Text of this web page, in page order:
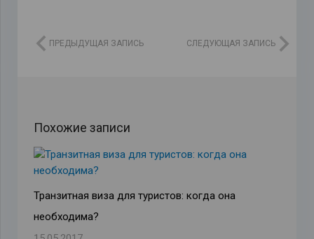
ПРЕДЫДУЩАЯ ЗАПИСЬ СЛЕДУЮЩАЯ ЗАПИСЬ
Похожие записи
Транзитная виза для туристов: когда она
необходима?